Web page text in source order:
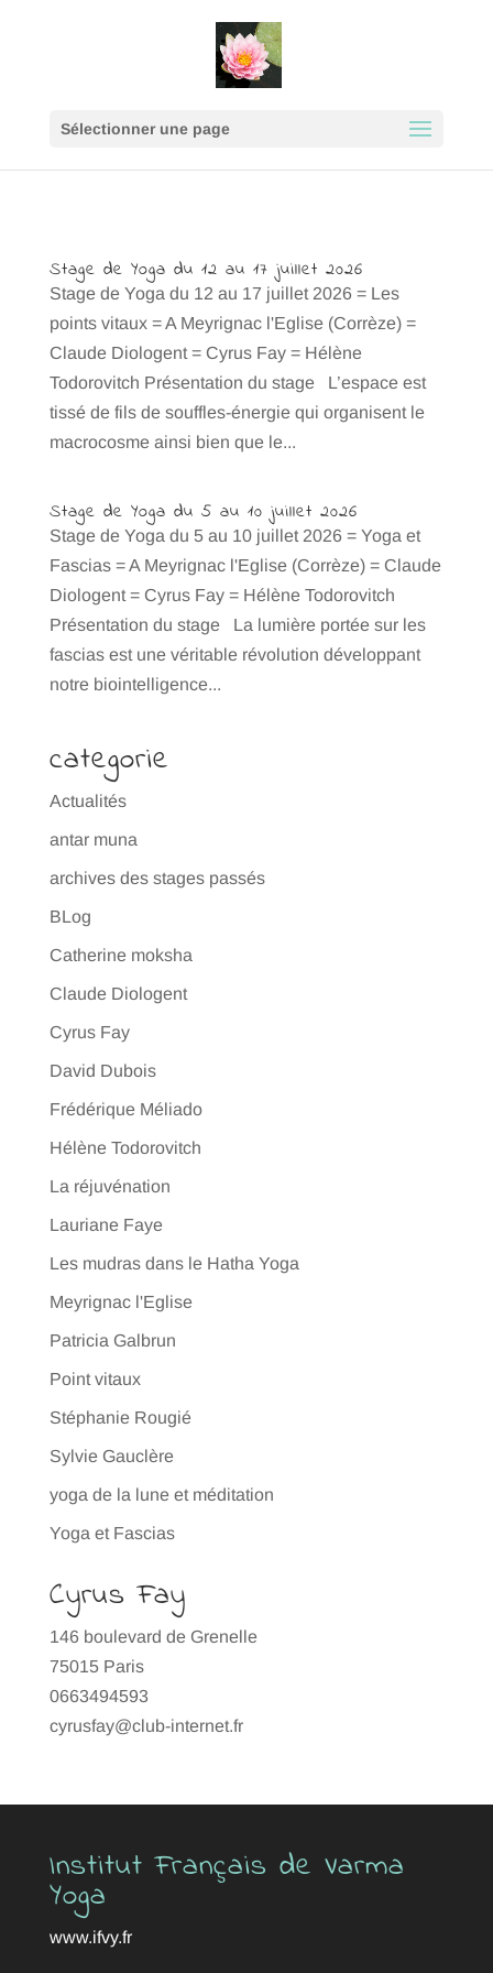
Sélectionner une page
Stage de Yoga du 12 au 17 juillet 2026
Stage de Yoga du 12 au 17 juillet 2026 = Les
points vitaux = A Meyrignac l'Eglise (Corrèze) =
Claude Diologent = Cyrus Fay = Hélène
Todorovitch Présentation du stage L’espace est
tissé de fils de souffles-énergie qui organisent le
macrocosme ainsi bien que le...
Stage de Yoga du 5 au 10 juillet 2026
Stage de Yoga du 5 au 10 juillet 2026 = Yoga et
Fascias = A Meyrignac l'Eglise (Corrèze) = Claude
Diologent = Cyrus Fay = Hélène Todorovitch
Présentation du stage La lumière portée sur les
fascias est une véritable révolution développant
notre biointelligence...
categorie
Actualités
antar muna
archives des stages passés
BLog
Catherine moksha
Claude Diologent
Cyrus Fay
David Dubois
Frédérique Méliado
Hélène Todorovitch
La réjuvénation
Lauriane Faye
Les mudras dans le Hatha Yoga
Meyrignac l'Eglise
Patricia Galbrun
Point vitaux
Stéphanie Rougié
Sylvie Gauclère
yoga de la lune et méditation
Yoga et Fascias
Cyrus Fay
146 boulevard de Grenelle
75015 Paris
0663494593
cyrusfay@club-internet.fr
Institut Français de Varma
Yoga
www.ifvy.fr